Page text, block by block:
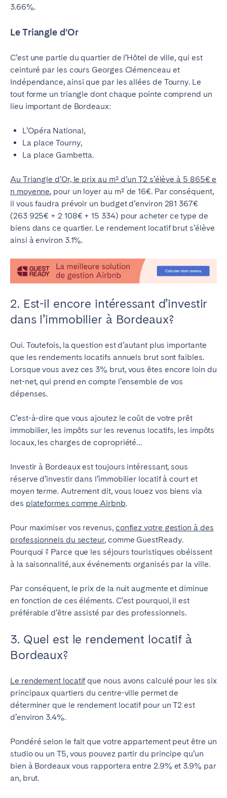
3.66%.
Le Triangle d’Or
C’est une partie du quartier de l’Hôtel de ville, qui est
ceinturé par les cours Georges Clémenceau et
Indépendance, ainsi que par les allées de Tourny. Le
tout forme un triangle dont chaque pointe comprend un
lieu important de Bordeaux:
L’Opéra National,
La place Tourny,
La place Gambetta.
Au Triangle d’Or, le prix au m² d’un T2 s’élève à 5 865€ e
n moyenne, pour un loyer au m² de 16€. Par conséquent,
il vous faudra prévoir un budget d’environ 281 367€
(263 925€ + 2 108€ + 15 334) pour acheter ce type de
biens dans ce quartier. Le rendement locatif brut s’élève
ainsi à environ 3.1%.
2. Est-il encore intéressant d’investir
dans l’immobilier à Bordeaux?
Oui. Toutefois, la question est d’autant plus importante
que les rendements locatifs annuels brut sont faibles.
Lorsque vous avez ces 3% brut, vous êtes encore loin du
net-net, qui prend en compte l’ensemble de vos
dépenses.
C’est-à-dire que vous ajoutez le coût de votre prêt
immobilier, les impôts sur les revenus locatifs, les impôts
locaux, les charges de copropriété…
Investir à Bordeaux est toujours intéressant, sous
réserve d’investir dans l’immobilier locatif à court et
moyen terme. Autrement dit, vous louez vos biens via
des plateformes comme Airbnb.
Pour maximiser vos revenus, confiez votre gestion à des
professionnels du secteur, comme GuestReady.
Pourquoi ? Parce que les séjours touristiques obéissent
à la saisonnalité, aux événements organisés par la ville.
Par conséquent, le prix de la nuit augmente et diminue
en fonction de ces éléments. C’est pourquoi, il est
préférable d’être assisté par des professionnels.
3. Quel est le rendement locatif à
Bordeaux?
Le rendement locatif que nous avons calculé pour les six
principaux quartiers du centre-ville permet de
déterminer que le rendement locatif pour un T2 est
d’environ 3.4%.
Pondéré selon le fait que votre appartement peut être un
studio ou un T5, vous pouvez partir du principe qu’un
bien à Bordeaux vous rapportera entre 2.9% et 3.9% par
an, brut.